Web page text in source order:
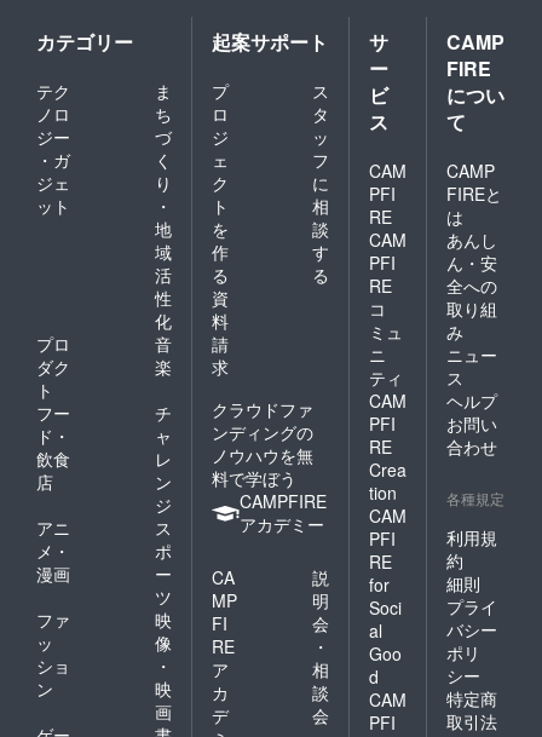
軍隊式
の学校
教育制
度によ
る社会
的な問
題性な
れつ
つ、そ
れ自体
が私達
起業家
にとっ
ても、
決して
無関係
ではな
い事に
ついて
解説を
した内
容や対
れらか
る、各2
部のマ
ガジン
形態に
よる有
料コン
テンツ
でのリ
ターン
になり
ます。
す。 約
4千文字
程度か
らな
る、自
己破産
の際で
だ自動
車ロー
ンの残
高があ
る状態
のまま
で、破
産手続
開始決
定の申
し立て
を行う
場合
に、車
自体を
手元に
めの大
立つ知
識を、
私自ら
の経験
に基付
いて、
記述を
させて
頂いて
いま
す。 そ
カテゴリー
テク
ノロ
ジー
・ガ
ジェ
ット
ま
ち
づ
く
り
・
地
域
活
性
化
プロ
ダク
ト
音
楽
フー
ド・
飲食
店
チ
ャ
レ
ン
ジ
アニ
メ・
漫画
ス
ポ
ー
ツ
ファ
ッ
ショ
ン
映
像
・
映
画
起案サポート
プ
ロ
ジ
ェ
ク
ト
を
作
る
ス
タ
ッ
フ
に
相
談
す
る
資
料
請
求
クラウドファ
ンディングの
ノウハウを無
料で学ぼう
CAMPFIRE
アカデミー
CA
MP
FI
RE
ア
カ
デ
説
明
会
・
相
談
会
サ
ー
ビ
ス
CAM
PFI
RE
CAM
PFI
RE
コ
ミュ
ニ
ティ
CAM
PFI
RE
Crea
tion
CAM
PFI
RE
for
Soci
al
Goo
d
CAM
PFI
CAMP
FIRE
につい
て
CAMP
FIREと
は
あんし
ん・安
全への
取り組
み
ニュー
ス
ヘルプ
お問い
合わせ
各種規定
利用規
約
細則
プライ
バシー
ポリ
シー
特定商
取引法